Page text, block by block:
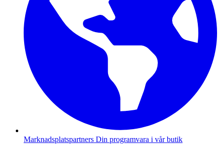
Marknadsplatspartners Din programvara i vår butik